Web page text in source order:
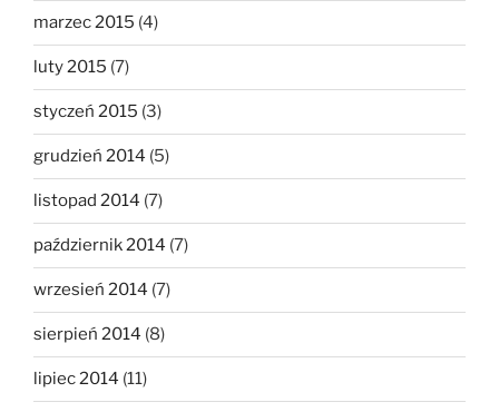
marzec 2015 (4)
luty 2015 (7)
styczeń 2015 (3)
grudzień 2014 (5)
listopad 2014 (7)
październik 2014 (7)
wrzesień 2014 (7)
sierpień 2014 (8)
lipiec 2014 (11)